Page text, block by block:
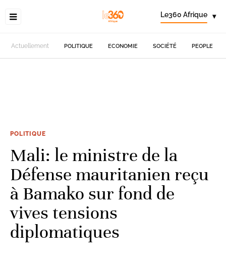
Le360 Afrique ▾
Actuellement POLITIQUE ECONOMIE SOCIÉTÉ PEOPLE
POLITIQUE
Mali: le ministre de la
Défense mauritanien reçu
à Bamako sur fond de
vives tensions
diplomatiques